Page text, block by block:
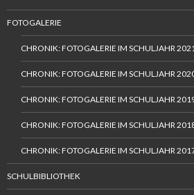
FOTOGALERIE
CHRONIK: FOTOGALERIE IM SCHULJAHR
CHRONIK: FOTOGALERIE IM SCHULJAHR
CHRONIK: FOTOGALERIE IM SCHULJAHR
CHRONIK: FOTOGALERIE IM SCHULJAHR
CHRONIK: FOTOGALERIE IM SCHULJAHR
SCHULBIBLIOTHEK